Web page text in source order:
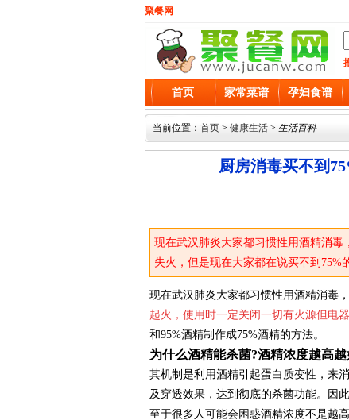
聚餐网
首页 家常菜谱 孕妇食谱
当前位置： 首页 > 健康生活 > 生活百科
厨房消毒买不到
现在武汉肺炎大家都习惯性用酒精消
失火，但是现在大家都在说买不到75%
现在武汉肺炎大家都习惯性用酒精消毒，
起火，使用时一定关闭一切有火源但电器
和95%酒精制作成75%酒精的方法。
为什么酒精能杀菌?酒精浓度越高越
其机制是利用酒精引起蛋白质变性，来
及穿透效果，达到彻底的杀菌功能。因
至于很多人可能会困惑酒精浓度不是越